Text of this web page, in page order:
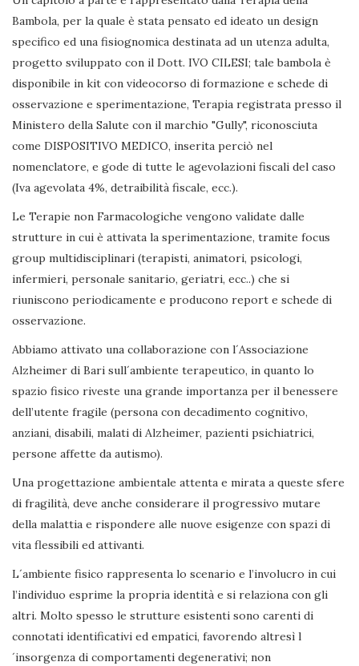
Bambola, per la quale è stata pensato ed ideato un design
specifico ed una fisiognomica destinata ad un utenza adulta,
progetto sviluppato con il Dott. IVO CILESI; tale bambola è
disponibile in kit con videocorso di formazione e schede di
osservazione e sperimentazione, Terapia registrata presso il
Ministero della Salute con il marchio "Gully", riconosciuta
come DISPOSITIVO MEDICO, inserita perciò nel
nomenclatore, e gode di tutte le agevolazioni fiscali del caso
(Iva agevolata 4%, detraibilità fiscale, ecc.).
Le Terapie non Farmacologiche vengono validate dalle
strutture in cui è attivata la sperimentazione, tramite focus
group multidisciplinari (terapisti, animatori, psicologi,
infermieri, personale sanitario, geriatri, ecc..) che si
riuniscono periodicamente e producono report e schede di
osservazione.
Abbiamo attivato una collaborazione con l´Associazione
Alzheimer di Bari sull´ambiente terapeutico, in quanto lo
spazio fisico riveste una grande importanza per il benessere
dell’utente fragile (persona con decadimento cognitivo,
anziani, disabili, malati di Alzheimer, pazienti psichiatrici,
persone affette da autismo).
Una progettazione ambientale attenta e mirata a queste sfere
di fragilità, deve anche considerare il progressivo mutare
della malattia e rispondere alle nuove esigenze con spazi di
vita flessibili ed attivanti.
L´ambiente fisico rappresenta lo scenario e l’involucro in cui
l’individuo esprime la propria identità e si relaziona con gli
altri. Molto spesso le strutture esistenti sono carenti di
connotati identificativi ed empatici, favorendo altresì l
´insorgenza di comportamenti degenerativi; non